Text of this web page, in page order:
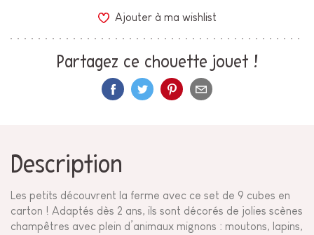
Ajouter à ma wishlist
Partagez ce chouette jouet !
Description
Les petits découvrent la ferme avec ce set de 9 cubes en
carton ! Adaptés dès 2 ans, ils sont décorés de jolies scènes
champêtres avec plein d’animaux mignons : moutons, lapins,